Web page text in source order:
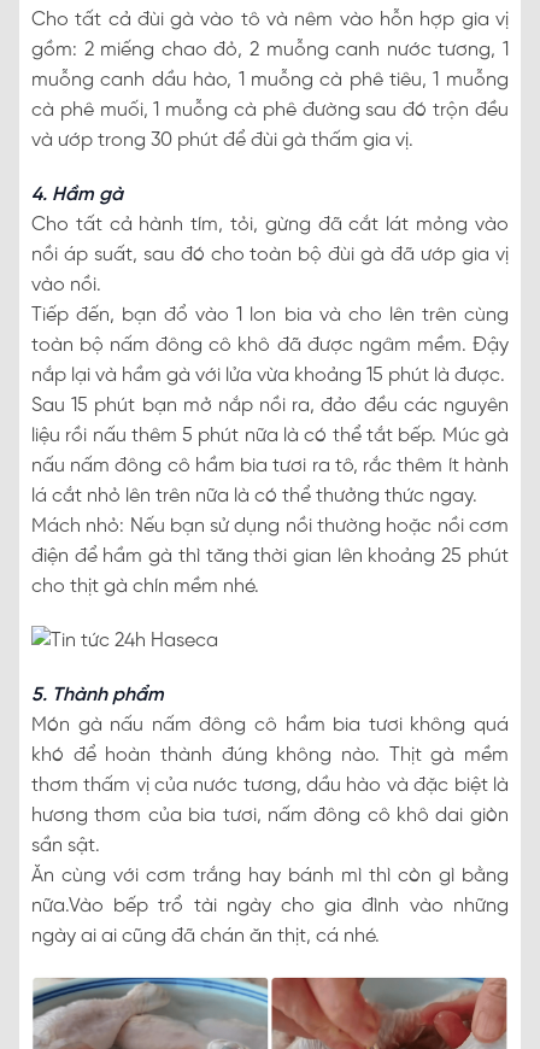
Cho tất cả đùi gà vào tô và nêm vào hỗn hợp gia vị
gồm: 2 miếng chao đỏ, 2 muỗng canh nước tương, 1
muỗng canh dầu hào, 1 muỗng cà phê tiêu, 1 muỗng
cà phê muối, 1 muỗng cà phê đường sau đó trộn đều
và ướp trong 30 phút để đùi gà thấm gia vị.
4. Hầm gà
Cho tất cả hành tím, tỏi, gừng đã cắt lát mỏng vào
nồi áp suất, sau đó cho toàn bộ đùi gà đã ướp gia vị
vào nồi.
Tiếp đến, bạn đổ vào 1 lon bia và cho lên trên cùng
toàn bộ nấm đông cô khô đã được ngâm mềm. Đậy
nắp lại và hầm gà với lửa vừa khoảng 15 phút là được.
Sau 15 phút bạn mở nắp nồi ra, đảo đều các nguyên
liệu rồi nấu thêm 5 phút nữa là có thể tắt bếp. Múc gà
nấu nấm đông cô hầm bia tươi ra tô, rắc thêm ít hành
lá cắt nhỏ lên trên nữa là có thể thưởng thức ngay.
Mách nhỏ: Nếu bạn sử dụng nồi thường hoặc nồi cơm
điện để hầm gà thì tăng thời gian lên khoảng 25 phút
cho thịt gà chín mềm nhé.
5. Thành phẩm
Món gà nấu nấm đông cô hầm bia tươi không quá
khó để hoàn thành đúng không nào. Thịt gà mềm
thơm thấm vị của nước tương, dầu hào và đặc biệt là
hương thơm của bia tươi, nấm đông cô khô dai giòn
sần sật.
Ăn cùng với cơm trắng hay bánh mì thì còn gì bằng
nữa.Vào bếp trổ tài ngày cho gia đình vào những
ngày ai ai cũng đã chán ăn thịt, cá nhé.